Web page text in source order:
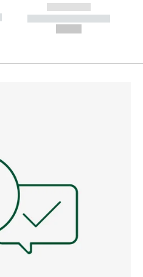
------------
----------- -----------